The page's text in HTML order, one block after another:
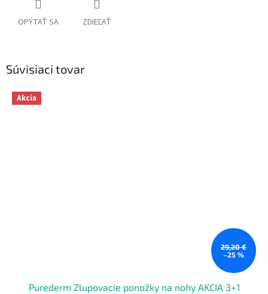
OPÝTAŤ SA ZDIEĽAŤ
Súvisiaci tovar
Akcia
29,20 €
–25 %
Purederm Zlupovacie ponožky na nohy AKCIA 3+1